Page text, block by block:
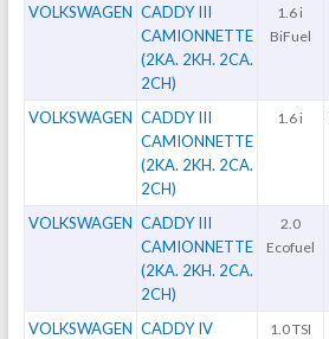
VOLKSWAGEN CADDY III
CAMIONNETTE
(2KA. 2KH. 2CA.
2CH)
1.6 i
BiFuel
VOLKSWAGEN CADDY III
CAMIONNETTE
(2KA. 2KH. 2CA.
2CH)
1.6 i
VOLKSWAGEN CADDY III
CAMIONNETTE
(2KA. 2KH. 2CA.
2CH)
2.0
Ecofuel
VOLKSWAGEN CADDY IV
1.0 TSI